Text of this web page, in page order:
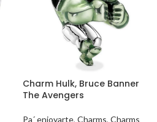
Charm Hulk, Bruce Banner
The Avengers
Pa´ enjoyarte, Charms, Charms